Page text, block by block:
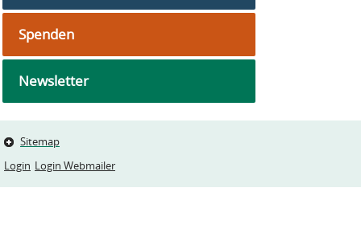
Spenden
Newsletter
Sitemap
Login Login Webmailer